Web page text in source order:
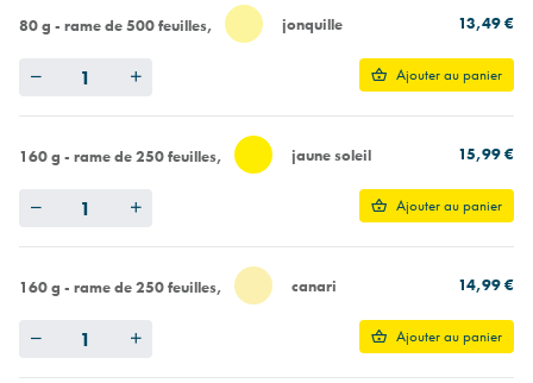
80 g - rame de 500 feuilles jonquille 13,49 €
Ajouter au panier
160 g - rame de 250 feuilles jaune soleil 15,99 €
Ajouter au panier
160 g - rame de 250 feuilles canari 14,99 €
Ajouter au panier